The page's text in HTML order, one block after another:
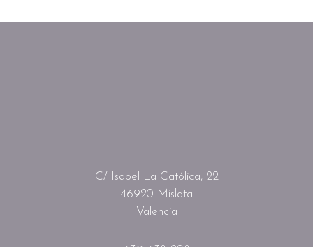
C/ Isabel La Católica, 22
46920 Mislata
Valencia